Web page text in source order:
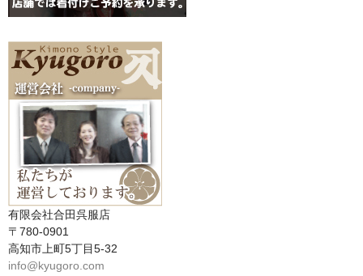
有限会社合田呉服店
〒780-0901
高知市上町5丁目5-32
info@kyugoro.com